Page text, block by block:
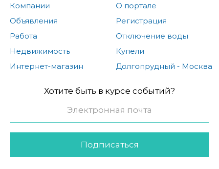
Компании
Объявления
Работа
Недвижимость
Интернет-магазин
О портале
Регистрация
Отключение воды
Купели
Долгопрудный - Москва
Хотите быть в курсе событий?
Подписаться